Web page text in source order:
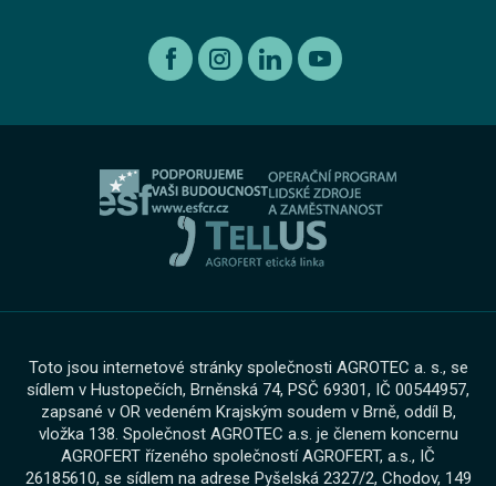
Ojeté vozy
Autorizovaný servis Volkswagen
Autorizovaný servis Volkswagen Užitkové vozy
Servis AGROTEC Group
Zimní servisní akce
O nás
Etický kodex koncernu AGROFERT
Cookies
Toto jsou internetové stránky společnosti AGROTEC a. s., se
sídlem v Hustopečích, Brněnská 74, PSČ 69301, IČ 00544957,
zapsané v OR vedeném Krajským soudem v Brně, oddíl B,
vložka 138. Společnost AGROTEC a.s. je členem koncernu
AGROFERT řízeného společností AGROFERT, a.s., IČ
26185610, se sídlem na adrese Pyšelská 2327/2, Chodov, 149